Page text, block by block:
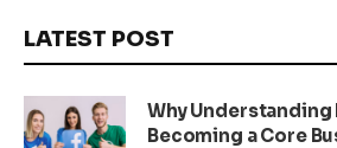
LATEST POST
Why Understanding
Becoming a Core